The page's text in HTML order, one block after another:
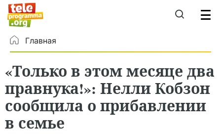
Главная
«Только в этом месяце два
правнука!»: Нелли Кобзон
сообщила о прибавлении
в семье